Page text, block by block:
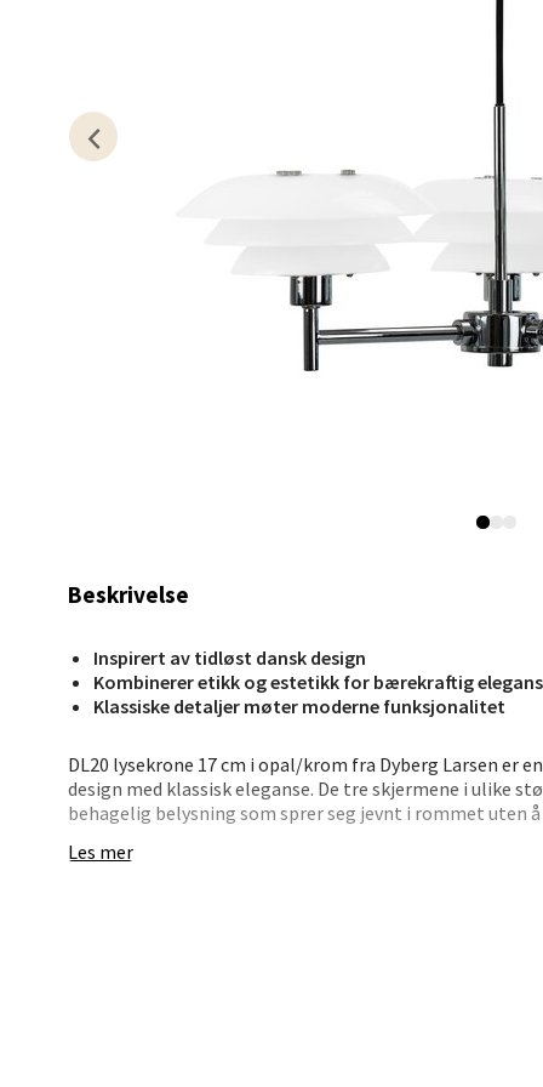
Beskrivelse
Inspirert av tidløst dansk design
Kombinerer etikk og estetikk for bærekraftig
Klassiske detaljer møter moderne funksjonalitet
DL20 lysekrone 17 cm i opal/krom fra Dyberg Larsen er
design med klassisk eleganse. De tre skjermene i ulike
behagelig belysning som sprer seg jevnt i rommet uten
sosiale sammenkomster.
Les mer
0 i
Erich
Åpent i
0 i
Åpent
0 i